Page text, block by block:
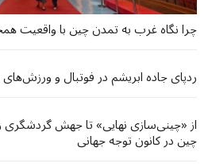
چرا نگاه غرب به تمدن چین با واقعیت
ردپای جاده ابریشم در فوتبال و
از «چینی‌سازی نهایی» تا جهش گردشگری
چین در کانون توجه جهانی